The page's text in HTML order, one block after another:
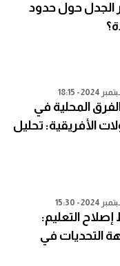
الجدل حول حدود
المحلية في
الأفريقية: تحليل
التعليم:
التحديات في